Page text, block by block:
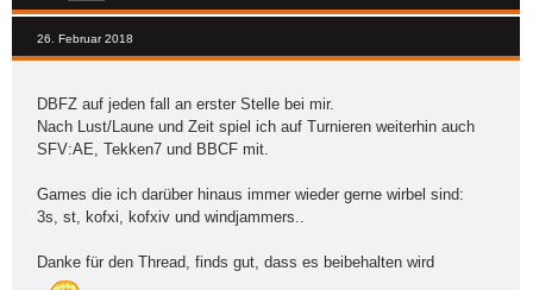
26. Februar 2018
DBFZ auf jeden fall an erster Stelle bei mir.
Nach Lust/Laune und Zeit spiel ich auf Turnieren weiterhin auch
SFV:AE, Tekken7 und BBCF mit.
Games die ich darüber hinaus immer wieder gerne wirbel sind:
3s, st, kofxi, kofxiv und windjammers..
Danke für den Thread, finds gut, dass es beibehalten wird